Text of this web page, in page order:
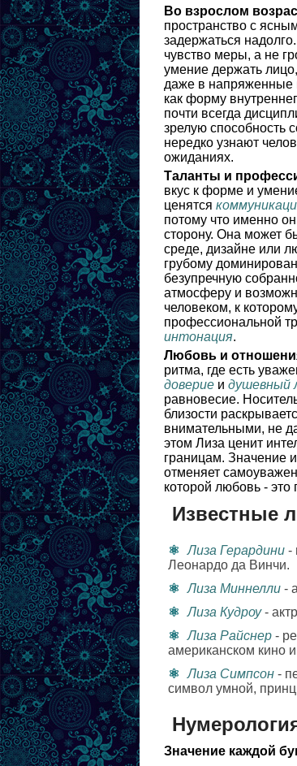
Во взрослом
пространство с
задержаться
чувство меры, а не
умение держать
даже в напряженные
как форму
почти всегда
зрелую способность
нередко узнают
ожиданиях.
Таланты и
вкус к форме и
ценятся
потому что именно
сторону. Она может
среде, дизайне или
грубому
безупречную
атмосферу и
человеком, к
профессиональной
интонация.
Любовь и
ритма, где есть
доверие и душевный
равновесие.
близости
внимательными, не
этом Лиза ценит
границам. Значение
отменяет
которой любовь -
Известные
Лиза Герардини -
Леонардо да Винчи.
Лиза Миннелли -
Лиза Кудроу-
Лиза Райснер -
американском кино
Лиза Симпсон -
символ умной,
Значение каждой